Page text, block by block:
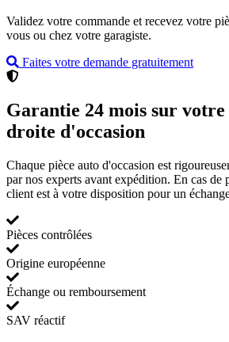
Validez votre commande et recevez votre
vous ou chez votre garagiste.
Faites votre demande gratuitement
Garantie 24 mois sur
droite d'occasion
Chaque pièce auto d'occasion est
par nos experts avant expédition. En cas de
client est à votre disposition pour un
Pièces contrôlées
Origine européenne
Échange ou remboursement
SAV réactif